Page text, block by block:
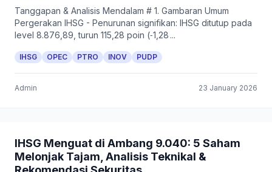
Tanggapan & Analisis Mendalam # 1. Gambaran Umum
Pergerakan IHSG - Penurunan signifikan: IHSG ditutup pada
level 8.876,89, turun 115,28 poin (‑1,28 ...
IHSG OPEC PTRO INOV PUDP
Admin 23 January 2026
IHSG Menguat di Ambang 9.040: 5 Saham
Melonjak Tajam, Analisis Teknikal &